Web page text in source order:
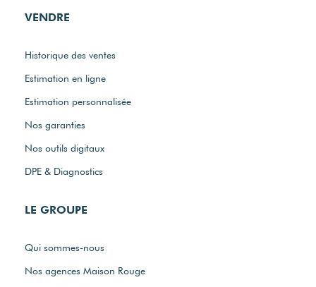
VENDRE
Historique des ventes
Estimation en ligne
Estimation personnalisée
Nos garanties
Nos outils digitaux
DPE & Diagnostics
LE GROUPE
Qui sommes-nous
Nos agences Maison Rouge